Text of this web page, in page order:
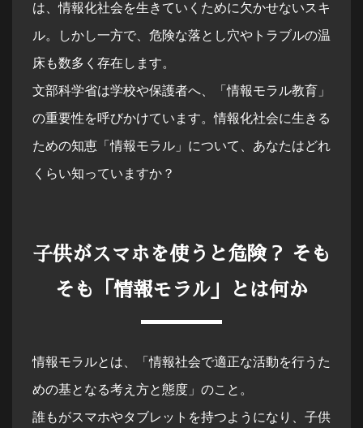
は、情報化社会を生きていくために欠かせないスキ
ル。しかし一方で、危険な落とし穴やトラブルの温
床も数多く存在します。
文部科学省は学校や保護者へ、「情報モラル教育」
の重要性を呼びかけています。情報化社会に生きる
ための知恵「情報モラル」について、あなたはどれ
くらい知っていますか？
子供がスマホを使うと危険？ そも
そも「情報モラル」とは何か
情報モラルとは、「情報社会で適正な活動を行うた
めの基となる考え方と態度」のこと。
誰もがスマホやタブレットを持つようになり、子供